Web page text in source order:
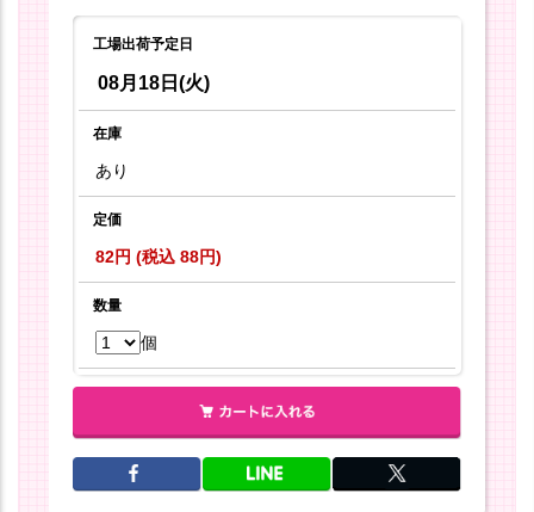
工場出荷予定日
08月18日(火)
在庫
あり
定価
82円 (税込 88円)
数量
個